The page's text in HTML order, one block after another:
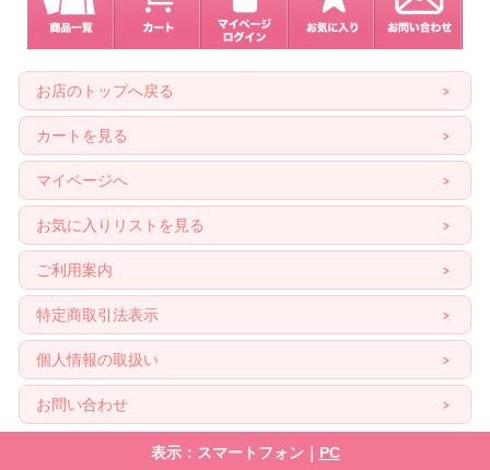
お店のトップへ戻る
カートを見る
マイページへ
お気に入りリストを見る
ご利用案内
特定商取引法表示
個人情報の取扱い
お問い合わせ
表示：スマートフォン｜ PC